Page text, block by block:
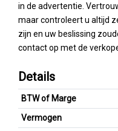
in de advertentie.
maar controleert u altijd
zijn en uw beslissing
contact op met de
Details
BTW of Marge
Vermogen